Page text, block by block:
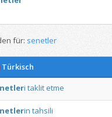
für: senetler
Türkisch
i taklit etme
in tahsili